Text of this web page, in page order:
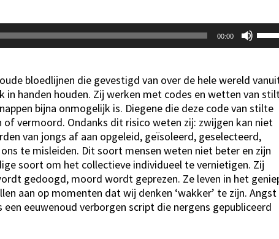
00:00
het
te
of
te
bloedlijnen die gevestigd van over de hele wereld
handen houden. Zij werken met codes en wetten van
bijna onmogelijk is. Diegene die deze code van stilte
vermoord. Ondanks dit risico weten zij: zwijgen kan niet
van jongs af aan opgeleid, geïsoleerd, geselecteerd,
te misleiden. Dit soort mensen weten niet beter en zijn
soort om het collectieve individueel te vernietigen. Zij
gedoogd, moord wordt geprezen. Ze leven in het
aan op momenten dat wij denken ‘wakker’ te zijn. Angst
eeuwenoud verborgen script die nergens gepubliceerd